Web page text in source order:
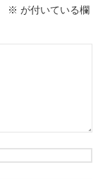
※ が付いている欄